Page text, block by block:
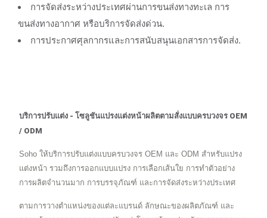
การจัดส่งระหว่างประเทศผ่านการขนส่งทางทะเล การ
ขนส่งทางอากาศ หรือบริการจัดส่งด่วน.
การประกาศศุลกากรและการสนับสนุนเอกสารการจัดส่ง.
บริการปรับแต่ง - โซลูชันแปรงแต่งหน้าผลิตตามสั่งแบบครบวงจร OEM
/ ODM
Soho ให้บริการปรับแต่งแบบครบวงจร OEM และ ODM สำหรับแปรง
แต่งหน้า รวมถึงการออกแบบแปรง การเลือกเส้นใย การทำตัวอย่าง
การผลิตจำนวนมาก การบรรจุภัณฑ์ และการจัดส่งระหว่างประเทศ
ตามการวางตำแหน่งของแต่ละแบรนด์ ลักษณะของผลิตภัณฑ์ และ